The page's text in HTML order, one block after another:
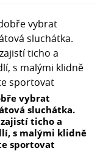
vybrat
sluchátka.
ticho a
s malými klidně
sportovat